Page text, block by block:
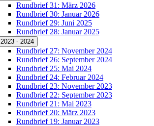
Rundbrief 31: März 2026
Rundbrief 30: Januar 2026
Rundbrief 29: Juni 2025
Rundbrief 28: Januar 2025
2023 - 2024
Rundbrief 27: November 2024
Rundbrief 26: September 2024
Rundbrief 25: Mai 2024
Rundbrief 24: Februar 2024
Rundbrief 23: November 2023
Rundbrief 22: September 2023
Rundbrief 21: Mai 2023
Rundbrief 20: März 2023
Rundbrief 19: Januar 2023